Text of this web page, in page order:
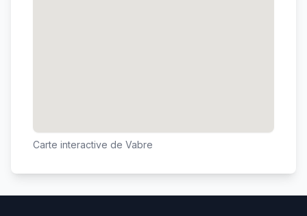
Carte interactive de Vabre